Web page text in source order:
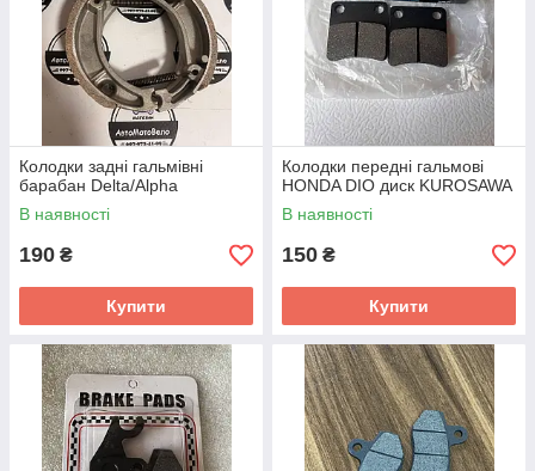
Колодки задні гальмівні
барабан Delta/Alpha
В наявності
190 ₴
Купити
Колодки передні гальмові
HONDA DIO диск KUROSAWA
В наявності
150 ₴
Купити